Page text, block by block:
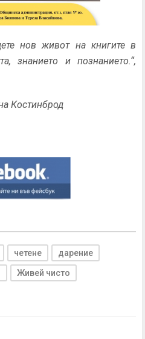
нов живот на книгите в
знанието и познанието.“,
Костинброд
четене дарение
Живей чисто